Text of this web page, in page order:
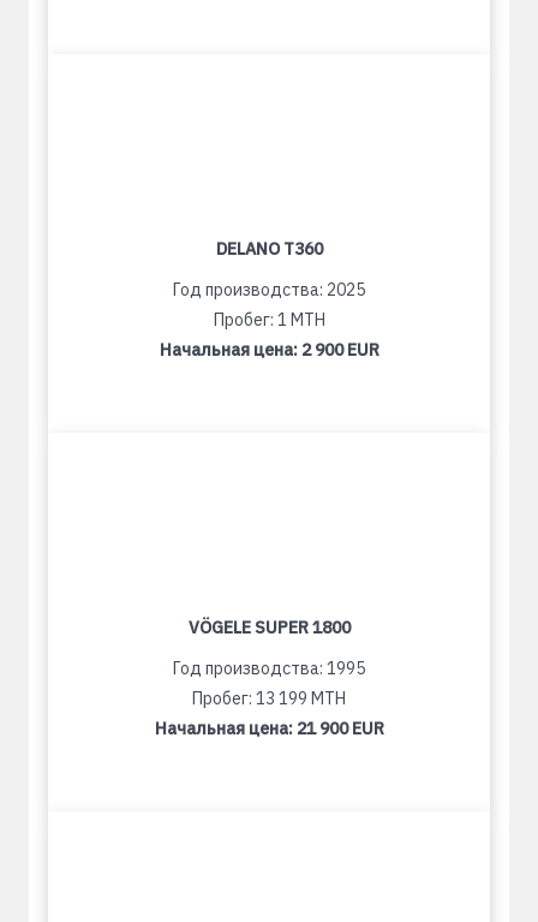
DELANO T360
Год производства: 2025
Пробег: 1 MTH
Начальная цена: 2 900 EUR
VÖGELE SUPER 1800
Год производства: 1995
Пробег: 13 199 MTH
Начальная цена: 21 900 EUR